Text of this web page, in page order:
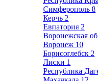
Симферополь 8
Керчь 2
Евпатория 2
Воронежская
Воронеж 10
Борисоглебск 2
Лиски 1
Республика